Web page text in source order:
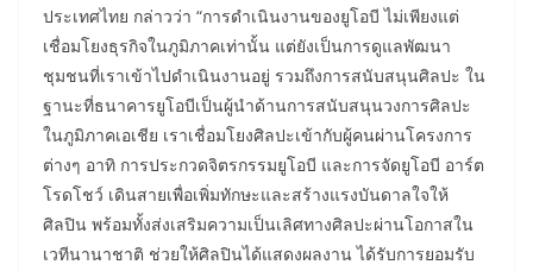
ประเทศไทย กล่าวว่า “การดำเนินงานของยูโอบี ไม่เพียงแต่
เชื่อมโยงธุรกิจในภูมิภาคเท่านั้น แต่ยังเป็นการดูแลพัฒนา
ชุมชนที่เราเข้าไปดำเนินงานอยู่ รวมถึงการสนับสนุนศิลปะ ใน
ฐานะที่ธนาคารยูโอบีเป็นผู้นำด้านการสนับสนุนวงการศิลปะ
ในภูมิภาคเอเชีย เราเชื่อมโยงศิลปะเข้ากับผู้คนผ่านโครงการ
ต่างๆ อาทิ การประกวดจิตรกรรมยูโอบี และการจัดยูโอบี อาร์ต
โรดโชว์ เดินสายเพื่อเพิ่มทักษะและสร้างแรงบันดาลใจให้
ศิลปิน พร้อมทั้งส่งเสริมความเป็นเลิศทางศิลปะผ่านโอกาสใน
เวทีนานาชาติ ช่วยให้ศิลปินได้แสดงผลงาน ได้รับการยอมรับ